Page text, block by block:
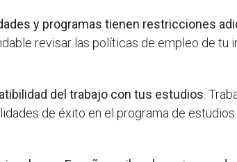
y programas tienen restricciones
revisar las políticas de empleo de
del trabajo con tus estudios .
de éxito en el programa de